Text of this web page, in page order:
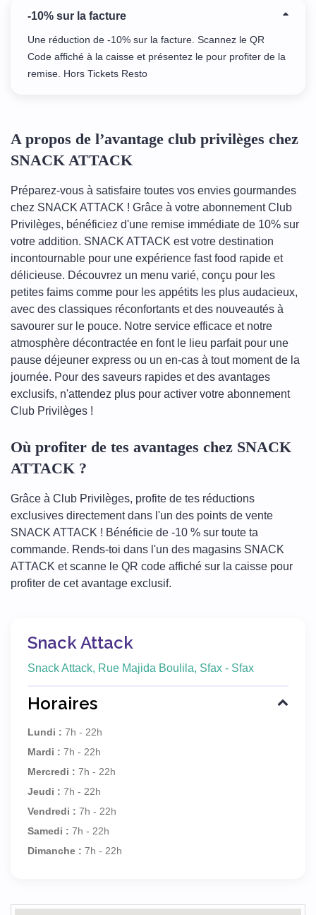
-10% sur la facture
Une réduction de -10% sur la facture. Scannez le QR
Code affiché à la caisse et présentez le pour profiter de la
remise. Hors Tickets Resto
A propos de l’avantage club privilèges chez
SNACK ATTACK
Préparez-vous à satisfaire toutes vos envies gourmandes
chez SNACK ATTACK ! Grâce à votre abonnement Club
Privilèges, bénéficiez d'une remise immédiate de 10% sur
votre addition. SNACK ATTACK est votre destination
incontournable pour une expérience fast food rapide et
délicieuse. Découvrez un menu varié, conçu pour les
petites faims comme pour les appétits les plus audacieux,
avec des classiques réconfortants et des nouveautés à
savourer sur le pouce. Notre service efficace et notre
atmosphère décontractée en font le lieu parfait pour une
pause déjeuner express ou un en-cas à tout moment de la
journée. Pour des saveurs rapides et des avantages
exclusifs, n'attendez plus pour activer votre abonnement
Club Privilèges !
Où profiter de tes avantages chez SNACK
ATTACK ?
Grâce à Club Privilèges, profite de tes réductions
exclusives directement dans l'un des points de vente
SNACK ATTACK ! Bénéficie de -10 % sur toute ta
commande. Rends-toi dans l'un des magasins SNACK
ATTACK et scanne le QR code affiché sur la caisse pour
profiter de cet avantage exclusif.
Snack Attack
Snack Attack, Rue Majida Boulila, Sfax - Sfax
Horaires
Lundi : 7h - 22h
Mardi : 7h - 22h
Mercredi : 7h - 22h
Jeudi : 7h - 22h
Vendredi : 7h - 22h
Samedi : 7h - 22h
Dimanche : 7h - 22h